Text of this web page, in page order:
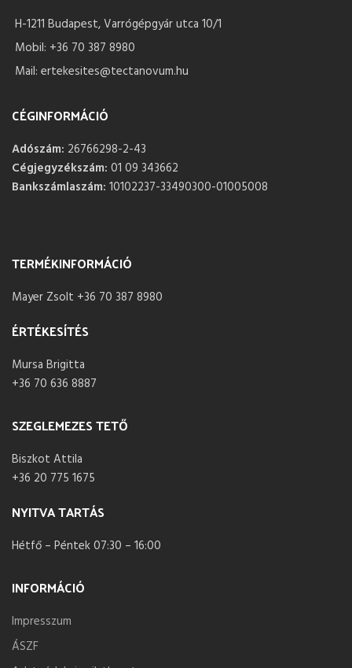
H-1211 Budapest, Varrógépgyár utca 10/1
Mobil: +36 70 387 8980
Mail: ertekesites@tectanovum.hu
CÉGINFORMÁCIÓ
Adószám: 26766298-2-43
Cégjegyzékszám: 01 09 343662
Bankszámlaszám: 10102237-33490300-01005008
TERMÉKINFORMÁCIÓ
Mayer Zsolt +36 70 387 8980
ÉRTÉKESÍTÉS
Mursa Brigitta
+36 70 636 8887
SZEGLEMEZES TETŐ
Biszkot Attila
+36 20 775 1675
NYITVA TARTÁS
Hétfő – Péntek 07:30 – 16:00
INFORMÁCIÓ
Impresszum
ÁSZF